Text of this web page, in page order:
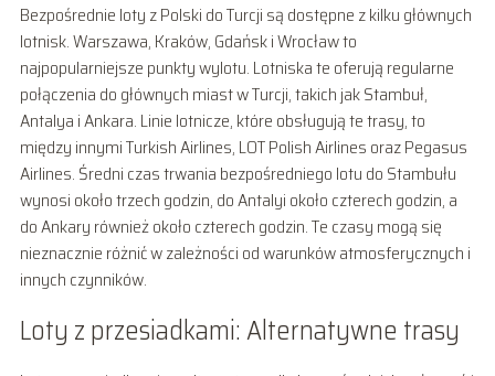
Bezpośrednie loty z Polski do Turcji są dostępne z kilku głównych
lotnisk. Warszawa, Kraków, Gdańsk i Wrocław to
najpopularniejsze punkty wylotu. Lotniska te oferują regularne
połączenia do głównych miast w Turcji, takich jak Stambuł,
Antalya i Ankara. Linie lotnicze, które obsługują te trasy, to
między innymi Turkish Airlines, LOT Polish Airlines oraz Pegasus
Airlines. Średni czas trwania bezpośredniego lotu do Stambułu
wynosi około trzech godzin, do Antalyi około czterech godzin, a
do Ankary również około czterech godzin. Te czasy mogą się
nieznacznie różnić w zależności od warunków atmosferycznych i
innych czynników.
Loty z przesiadkami: Alternatywne trasy